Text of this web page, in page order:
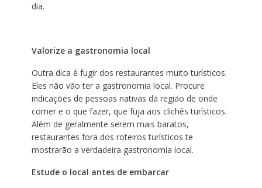
dia.
Valorize a gastronomia local
Outra dica é fugir dos restaurantes muito turísticos.
Eles não vão ter a gastronomia local. Procure
indicações de pessoas nativas da região de onde
comer e o que fazer, que fuja aos clichês turísticos.
Além de geralmente serem mais baratos,
restaurantes fora dos roteiros turísticos te
mostrarão a verdadeira gastronomia local.
Estude o local antes de embarcar